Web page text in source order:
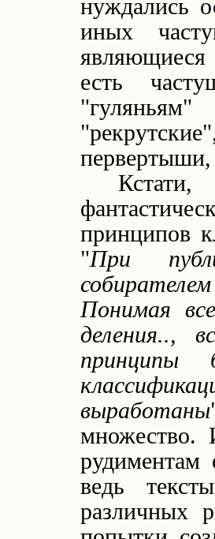
нуждались
иных
являющиеся
есть
первертыши,
Кстати,
принципов
"При
Понимая
деления..,
принципы
выработаны
множество.
рудиментам
ведь
различных